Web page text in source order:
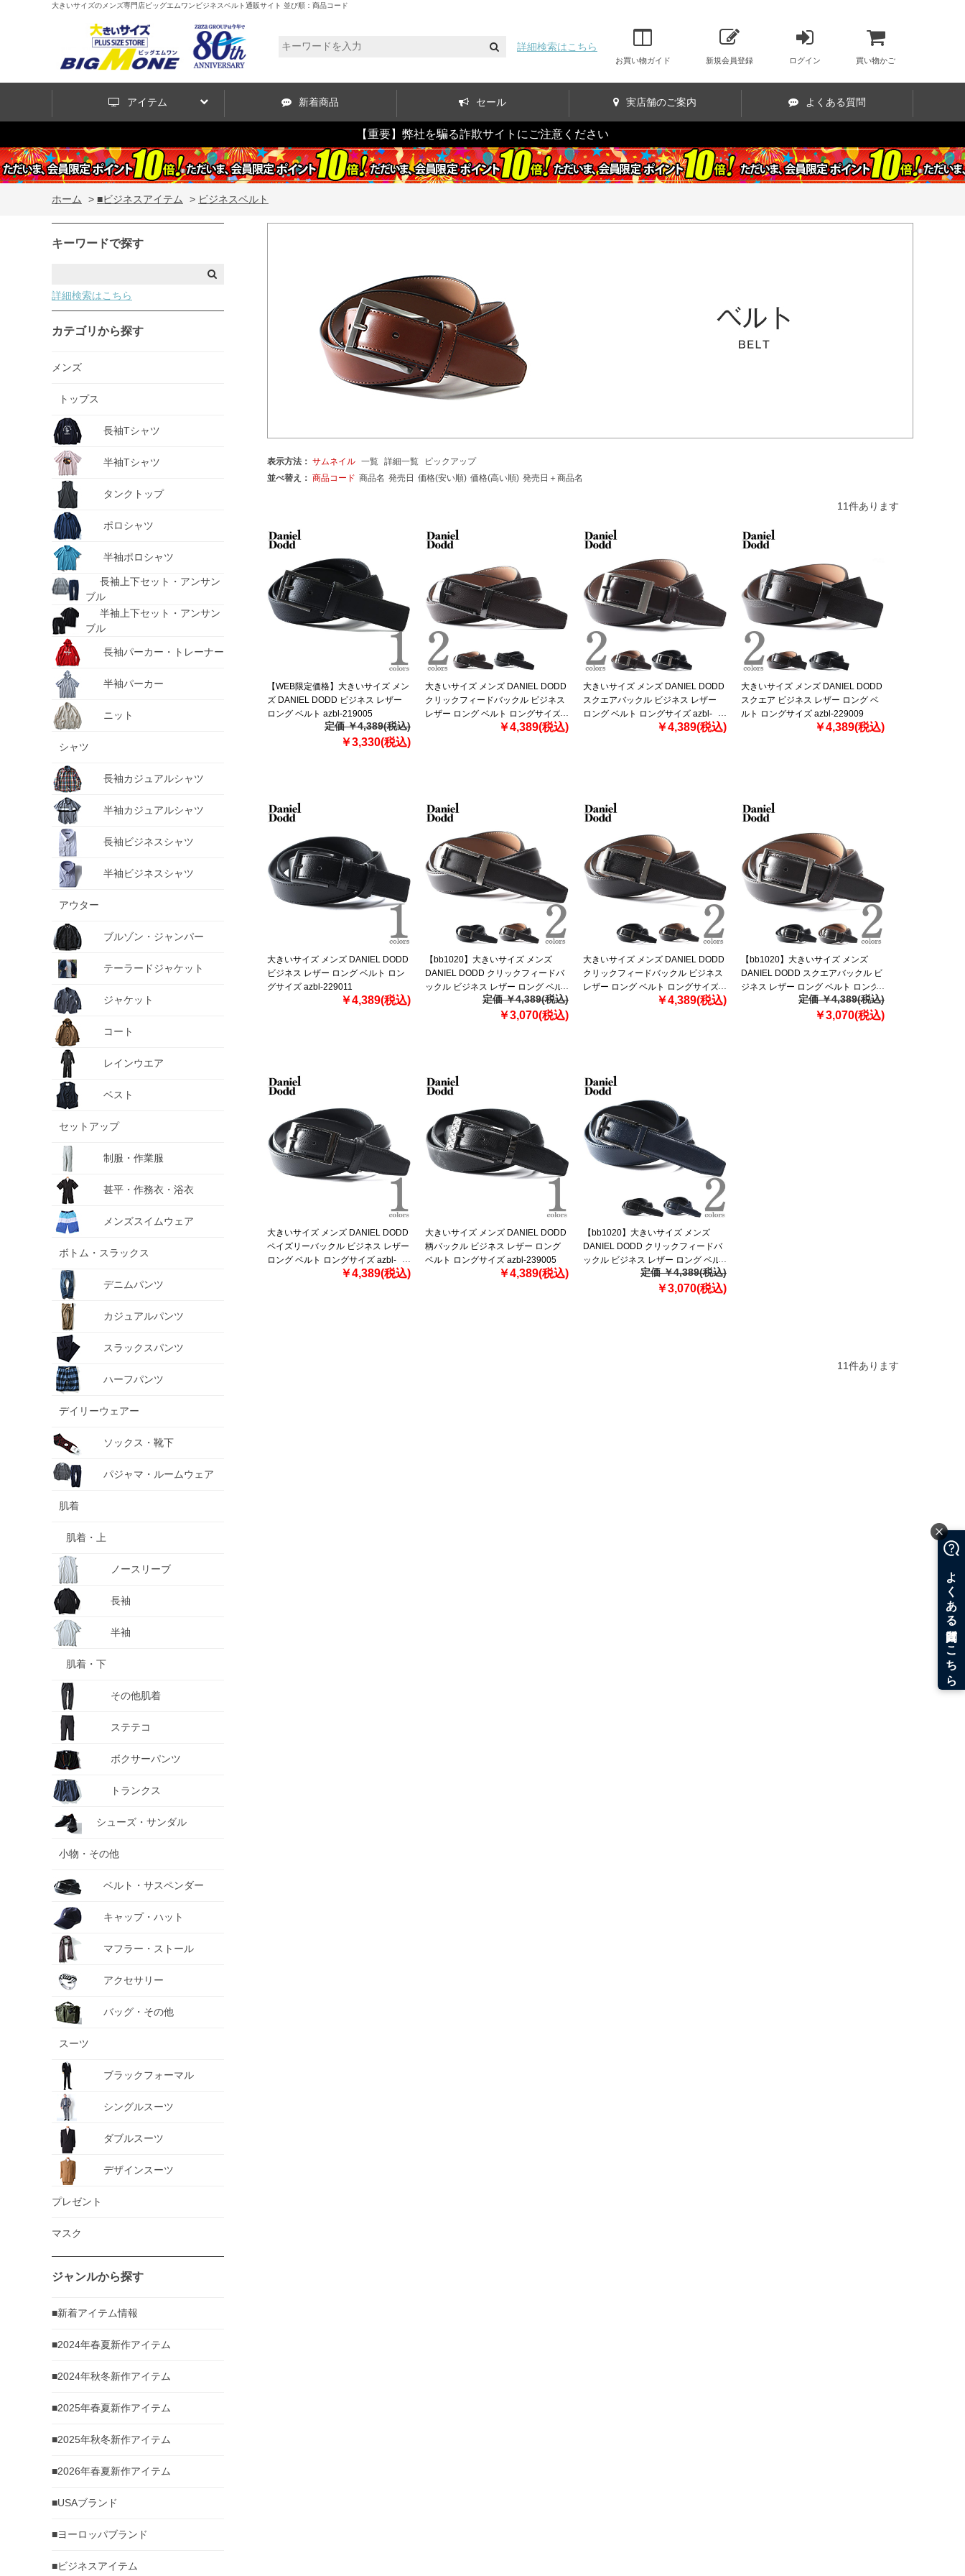
大きいサイズのメンズ専門店ビッグエムワンビジネスベルト通販サイト 並び順：商品コード
詳細検索はこちら
お買い物ガイド 新規会員登録 ログイン 買い物かご
アイテム 新着商品 セール 実店舗のご案内 よくある質問
【重要】弊社を騙る詐欺サイトにご注意ください
ホーム > ■ビジネスアイテム > ビジネスベルト
キーワードで探す
詳細検索はこちら
カテゴリから探す
メンズ
トップス
長袖Tシャツ
半袖Tシャツ
タンクトップ
ポロシャツ
半袖ポロシャツ
長袖上下セット・アンサン
ブル
半袖上下セット・アンサン
ブル
長袖パーカー・トレーナー
半袖パーカー
ニット
シャツ
長袖カジュアルシャツ
半袖カジュアルシャツ
長袖ビジネスシャツ
半袖ビジネスシャツ
アウター
ブルゾン・ジャンパー
テーラードジャケット
ジャケット
コート
レインウエア
ベスト
セットアップ
制服・作業服
甚平・作務衣・浴衣
メンズスイムウェア
ボトム・スラックス
デニムパンツ
カジュアルパンツ
スラックスパンツ
ハーフパンツ
デイリーウェアー
ソックス・靴下
パジャマ・ルームウェア
肌着
肌着・上
ノースリーブ
長袖
半袖
肌着・下
その他肌着
ステテコ
ボクサーパンツ
トランクス
シューズ・サンダル
小物・その他
ベルト・サスペンダー
キャップ・ハット
マフラー・ストール
アクセサリー
バッグ・その他
スーツ
ブラックフォーマル
シングルスーツ
ダブルスーツ
デザインスーツ
プレゼント
マスク
ジャンルから探す
■新着アイテム情報
■2024年春夏新作アイテム
■2024年秋冬新作アイテム
■2025年春夏新作アイテム
■2025年秋冬新作アイテム
■2026年春夏新作アイテム
■USAブランド
■ヨーロッパブランド
■ビジネスアイテム
表示方法： サムネイル 一覧 詳細一覧
ピックアップ
並べ替え： 商品コード 商品名 発売日 価格(安い順) 価格(高い順) 発売日＋商品名
11件あります
【WEB限定価格】大きいサイズ メン
ズ DANIEL DODD ビジネス レザー
ロング ベルト azbl-219005
定価 ￥4,389(税込)
￥3,330(税込)
大きいサイズ メンズ DANIEL DODD
クリックフィードバックル ビジネス
レザー ロング ベルト ロングサイズ
￥4,389(税込)
大きいサイズ メンズ DANIEL DODD
スクエアバックル ビジネス レザー
ロング ベルト ロングサイズ azbl-
￥4,389(税込)
大きいサイズ メンズ DANIEL DODD
スクエア ビジネス レザー ロング ベ
ルト ロングサイズ azbl-229009
￥4,389(税込)
大きいサイズ メンズ DANIEL DODD
ビジネス レザー ロング ベルト ロン
グサイズ azbl-229011
￥4,389(税込)
【bb1020】大きいサイズ メンズ
DANIEL DODD クリックフィードバ
ックル ビジネス レザー ロング ベル
ト ロングサイズ azbl-239001
定価 ￥4,389(税込)
￥3,070(税込)
大きいサイズ メンズ DANIEL DODD
クリックフィードバックル ビジネス
レザー ロング ベルト ロングサイズ
￥4,389(税込)
【bb1020】大きいサイズ メンズ
DANIEL DODD スクエアバックル ビ
ジネス レザー ロング ベルト ロング
サイズ azbl-239003定価 ￥4,389(税込)
￥3,070(税込)
大きいサイズ メンズ DANIEL DODD
ペイズリーバックル ビジネス レザー
ロング ベルト ロングサイズ azbl-
￥4,389(税込)
大きいサイズ メンズ DANIEL DODD
柄バックル ビジネス レザー ロング
ベルト ロングサイズ azbl-239005
￥4,389(税込)
【bb1020】大きいサイズ メンズ
DANIEL DODD クリックフィードバ
ックル ビジネス レザー ロング ベル
ト ロングサイズ azbl-239006
定価 ￥4,389(税込)
￥3,070(税込)
11件あります